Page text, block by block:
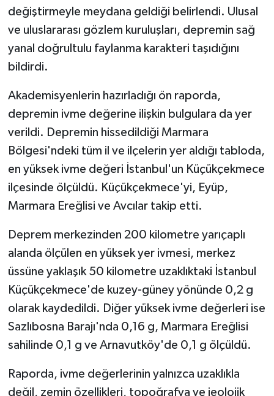
değiştirmeyle meydana geldiği belirlendi. Ulusal
ve uluslararası gözlem kuruluşları, depremin sağ
yanal doğrultulu faylanma karakteri taşıdığını
bildirdi.
Akademisyenlerin hazırladığı ön raporda,
depremin ivme değerine ilişkin bulgulara da yer
verildi. Depremin hissedildiği Marmara
Bölgesi'ndeki tüm il ve ilçelerin yer aldığı tabloda,
en yüksek ivme değeri İstanbul'un Küçükçekmece
ilçesinde ölçüldü. Küçükçekmece'yi, Eyüp,
Marmara Ereğlisi ve Avcılar takip etti.
Deprem merkezinden 200 kilometre yarıçaplı
alanda ölçülen en yüksek yer ivmesi, merkez
üssüne yaklaşık 50 kilometre uzaklıktaki İstanbul
Küçükçekmece'de kuzey-güney yönünde 0,2 g
olarak kaydedildi. Diğer yüksek ivme değerleri ise
Sazlıbosna Barajı'nda 0,16 g, Marmara Ereğlisi
sahilinde 0,1 g ve Arnavutköy'de 0,1 g ölçüldü.
Raporda, ivme değerlerinin yalnızca uzaklıkla
değil, zemin özellikleri, topoğrafya ve jeolojik
İstanbul Müftülüğü
İzmir Müftülüğü
Karabük Müftülüğü
Karaman Müftülüğü
Kars Müftülüğü
Kastamonu Müftülüğü
Kayseri Müftülüğü
Kırıkkale Müftülüğü
Kırklareli Müftülüğü
Kocaeli Müftülüğü